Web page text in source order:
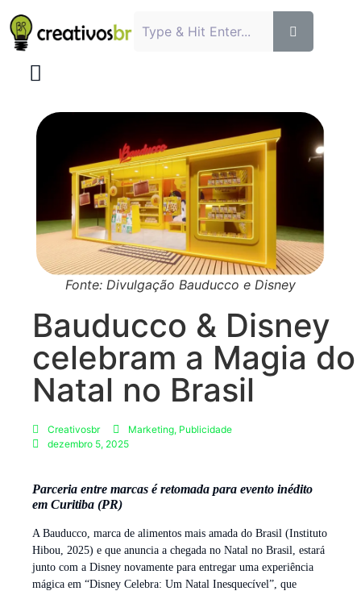
Fonte: Divulgação Bauducco e Disney
Bauducco & Disney
celebram a Magia do
Natal no Brasil
Creativosbr Marketing, Publicidade
dezembro 5, 2025
Parceria entre marcas é retomada para evento inédito
em Curitiba (PR)
A Bauducco, marca de alimentos mais amada do Brasil (Instituto
Hibou, 2025) e que anuncia a chegada no Natal no Brasil, estará
junto com a Disney novamente para entregar uma experiência
mágica em “Disney Celebra: Um Natal Inesquecível”, que